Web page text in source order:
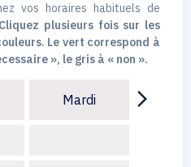
vos horaires habituels de
Cliquez plusieurs fois sur les
Le vert correspond à
», le gris à « non ».
Mardi arrow_forward_ios